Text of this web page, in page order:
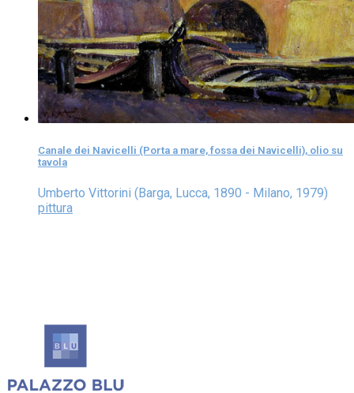
Canale dei Navicelli (Porta a mare, fossa dei Navicelli), olio su
tavola
Umberto Vittorini (Barga, Lucca, 1890 - Milano, 1979)
pittura